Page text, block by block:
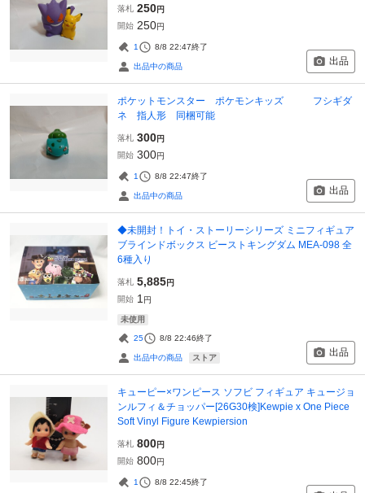
落札 250円
開始 250円
1 8/8 22:47終了
出品中の商品 出品
ポケットモンスター ポケモンキッズ フシギダ
ネ 指人形 同梱可能
落札 300円
開始 300円
1 8/8 22:47終了
出品中の商品 出品
◆未開封！トイ・ストーリーシリーズ ミニフィギュア
ブラインドボックス ビーストキングダム MEA-098 全
6種入り
落札 5,885円
開始 1 円
未使用
25 8/8 22:46終了
出品中の商品 ストア 出品
キューピー×ワンピース ソフビ フィギュア キュージョ
ンルフィ＆チョッパー[26G30検]Kewpie x One Piece
Soft Vinyl Figure Kewpiersion
落札 800円
開始 800円
1 8/8 22:45終了